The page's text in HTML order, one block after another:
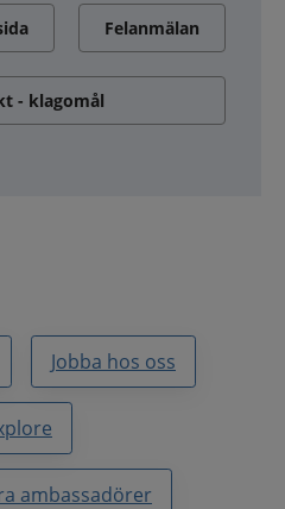
Felanmälan
- klagomål
Jobba hos oss
ambassadörer